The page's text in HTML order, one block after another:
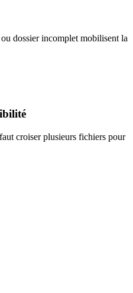
dossier incomplet mobilisent la
croiser plusieurs fichiers pour